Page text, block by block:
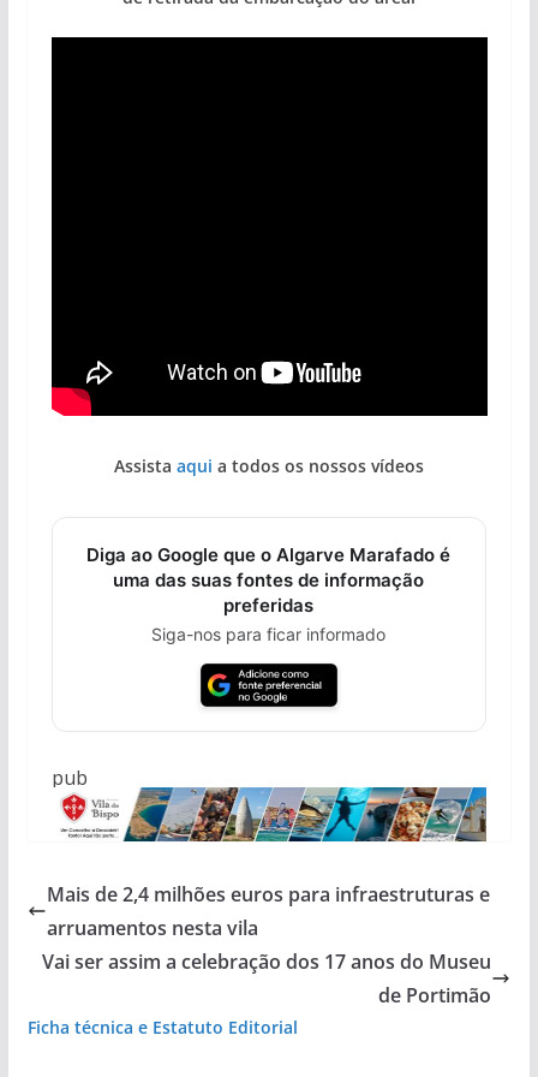
Assista aqui a todos os nossos vídeos
Diga ao Google que o Algarve Marafado é
uma das suas fontes de informação
preferidas
Siga-nos para ficar informado
pub
Mais de 2,4 milhões euros para infraestruturas e
arruamentos nesta vila
Vai ser assim a celebração dos 17 anos do Museu
de Portimão
Ficha técnica e Estatuto Editorial